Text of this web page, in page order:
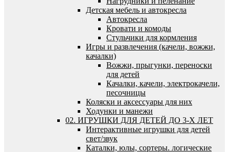
Детская мебель и автокресла
Автокресла
Кровати и комоды
Стульчики для кормления
Игры и развлечения (качели, вожжи,
качалки)
Вожжи, прыгунки, переноски
для детей
Качалки, качели, электрокачели,
песочницы
Коляски и аксессуары для них
Ходунки и манежи
02. ИГРУШКИ ДЛЯ ДЕТЕЙ ДО 3-Х ЛЕТ
Интерактивные игрушки для детей
свет/звук
Каталки, юлы, сортеры. логические